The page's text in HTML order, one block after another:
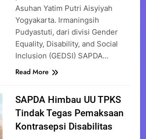
Asuhan Yatim Putri Aisyiyah
Yogyakarta. Irmaningsih
Pudyastuti, dari divisi Gender
Equality, Disability, and Social
Inclusion (GEDSI) SAPDA…
Read More
SAPDA Himbau UU TPKS
Tindak Tegas Pemaksaan
Kontrasepsi Disabilitas